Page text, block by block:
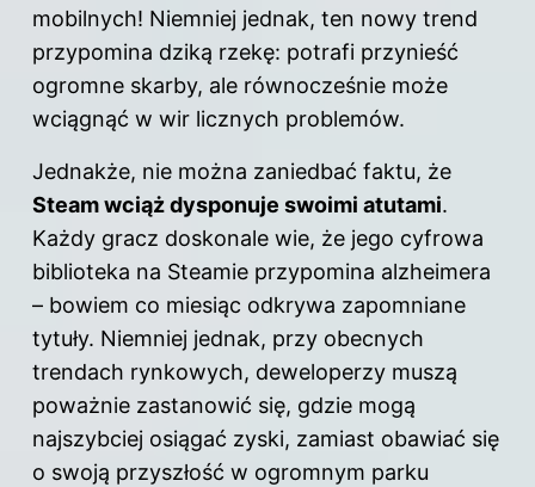
mobilnych! Niemniej jednak, ten nowy trend
przypomina dziką rzekę: potrafi przynieść
ogromne skarby, ale równocześnie może
wciągnąć w wir licznych problemów.
Jednakże, nie można zaniedbać faktu, że
Steam wciąż dysponuje swoimi atutami.
Każdy gracz doskonale wie, że jego cyfrowa
biblioteka na Steamie przypomina alzheimera
– bowiem co miesiąc odkrywa zapomniane
tytuły. Niemniej jednak, przy obecnych
trendach rynkowych, deweloperzy muszą
poważnie zastanowić się, gdzie mogą
najszybciej osiągać zyski, zamiast obawiać się
o swoją przyszłość w ogromnym parku